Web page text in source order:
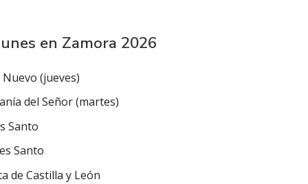
en Zamora 2026
(jueves)
del Señor (martes)
Santo
Santo
de Castilla y León